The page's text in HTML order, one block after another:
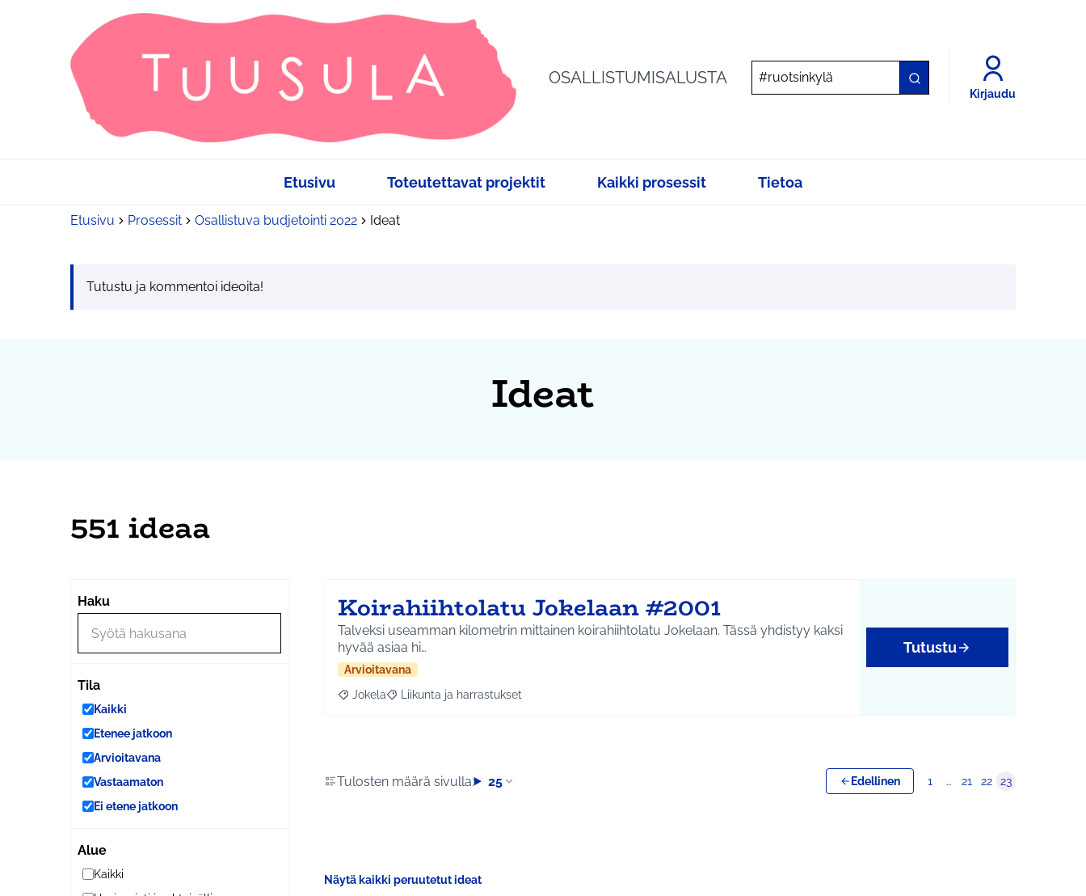
OSALLISTUMISALUSTA
Kirjaudu
Etusivu Toteutettavat projektit Kaikki prosessit Tietoa
Etusivu Prosessit Osallistuva budjetointi 2022 Ideat
Tutustu ja kommentoi ideoita!
Ideat
551 ideaa
Haku
Tila
Kaikki
Etenee jatkoon
Arvioitavana
Vastaamaton
Ei etene jatkoon
Alue
Kaikki
Koirahiihtolatu Jokelaan #2001
Talveksi useamman kilometrin mittainen koirahiihtolatu Jokelaan. Tässä yhdistyy kaksi
hyvää asiaa hi…
Arvioitavana
Rajaa tulokset aihepiirin mukaan: Jokela
Jokela Rajaa tulokset teeman mukaan: Liikunta ja harrastukset
Liikunta ja harrastukset
Tutustu
Tulosten määrä sivulla: 25 Edellinen 1 … 21 22 23
Näytä kaikki peruutetut ideat